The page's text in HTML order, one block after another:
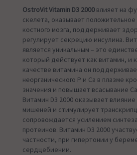
OstroVit Vitamin D3 2000влияет на
скелета, оказывает положительное
костного мозга, поддерживает
регулирует секрецию инсулина.
является уникальным – это
который действует как витамин, и
качестве витамина он
неорганического Р и Са в плазме
значения и повышает всасывание
Витамин D3 2000 оказывает
мишеней и стимулирует
сопровождается усилением
протеинов. Витамин D3 2000
частности, при гипертонии у
сердцебиении.